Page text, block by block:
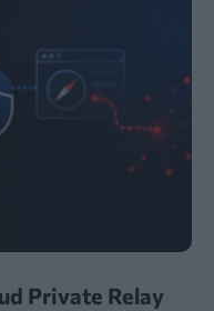
Private Relay